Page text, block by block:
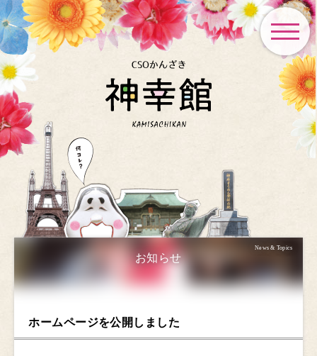
toggle
News & Topics
お知らせ
ホームページを公開しました